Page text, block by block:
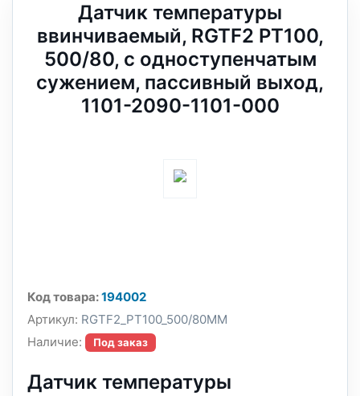
Датчик температуры
ввинчиваемый, RGTF2 PT100,
500/80, с одноступенчатым
сужением, пассивный выход,
1101-2090-1101-000
Код товара:194002
Артикул: RGTF2_PT100_500/80MM
Наличие:
Под заказ
Датчик температуры